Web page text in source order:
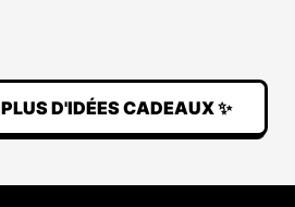
PLUS D'IDÉES CADEAUX ✨